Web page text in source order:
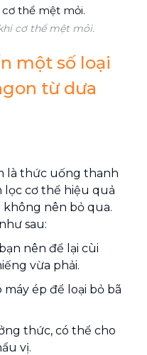
cơ thể mệt mỏi.
một số loại
từ dưa
là thức uống thanh
lọc cơ thể hiệu quả
không nên bỏ qua.
sau:
nên để lại cùi
vừa phải.
máy ép để loại bỏ bã
thức, có thể cho
vị.